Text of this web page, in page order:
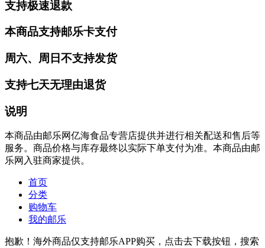
支持极速退款
本商品支持邮乐卡支付
周六、周日不支持发货
支持七天无理由退货
说明
本商品由邮乐网亿海食品专营店提供并进行相关配送和售后等
服务。商品价格与库存最终以实际下单支付为准。本商品由邮
乐网入驻商家提供。
首页
分类
购物车
我的邮乐
抱歉！海外商品仅支持邮乐APP购买，点击去下载按钮，搜索